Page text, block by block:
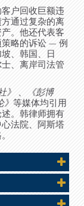
户回收巨额违
通过复杂的离
。他还代表客
策略的诉讼 — 例
、韩国、日
、离岸司法管
》 、
《彭博
等媒体均引用
。韩律师拥有
法院、阿斯塔